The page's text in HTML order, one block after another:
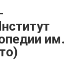
им.